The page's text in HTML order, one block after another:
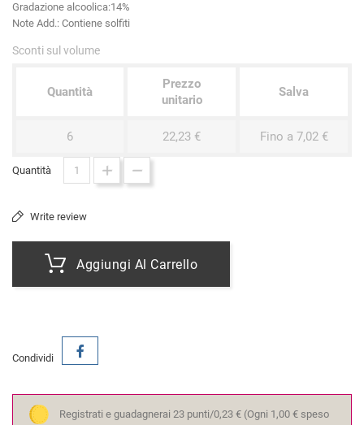
Gradazione alcoolica:14%
Note Add.: Contiene solfiti
Sconti sul volume
Quantità
Prezzo
unitario
Salva
6 22,23 € Fino a 7,02 €
Quantità
Write review
Aggiungi Al Carrello
Condividi
Registrati e guadagnerai 23 punti/0,23 € (Ogni 1,00 € speso